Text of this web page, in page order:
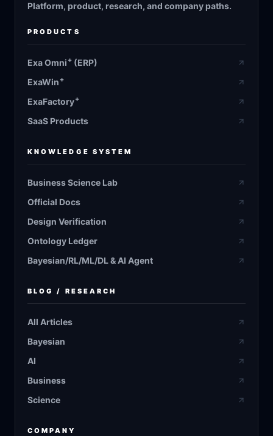
Platform, product, research, and company paths.
PRODUCTS
Exa Omni +(ERP)
ExaWin +
ExaFactory+
SaaS Products
KNOWLEDGE SYSTEM
Business Science Lab
Official Docs
Design Verification
Ontology Ledger
Bayesian/RL/ML/DL & AI Agent
BLOG / RESEARCH
All Articles
Bayesian
AI
Business
Science
COMPANY